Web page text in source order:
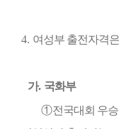
4. 여성부 출전자격
가. 국화부
①전국대회 우